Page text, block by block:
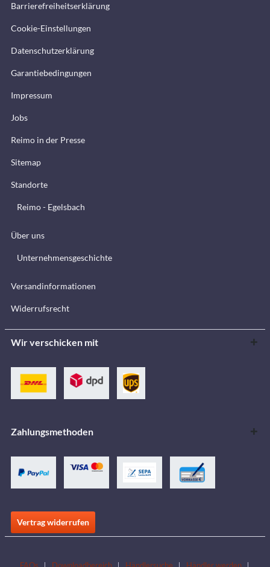
Barrierefreiheitserklärung
Cookie-Einstellungen
Datenschutzerklärung
Garantiebedingungen
Impressum
Jobs
Reimo in der Presse
Sitemap
Standorte
Reimo - Egelsbach
Über uns
Unternehmensgeschichte
Versandinformationen
Widerrufsrecht
Wir verschicken mit
Zahlungsmethoden
Vertrag widerrufen